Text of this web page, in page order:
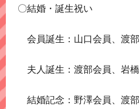
〇結婚・誕生祝い
会員誕生：山口会員、渡
夫人誕生：渡部会員、岩
結婚記念：野澤会員、渡